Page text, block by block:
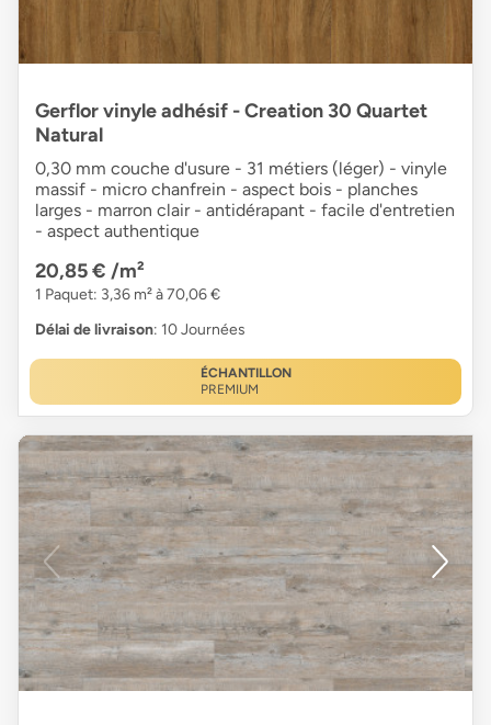
Gerflor vinyle adhésif - Creation 30 Quartet
Natural
0,30 mm couche d'usure - 31 métiers (léger) - vinyle
massif - micro chanfrein - aspect bois - planches
larges - marron clair - antidérapant - facile d'entretien
- aspect authentique
20,85 € /m²
1 Paquet: 3,36 m² à 70,06 €
Délai de livraison: 10 Journées
ÉCHANTILLON
PREMIUM